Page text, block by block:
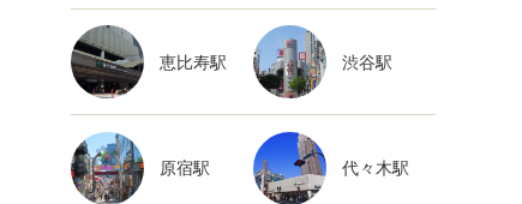
恵比寿駅 渋谷駅
原宿駅 代々木駅